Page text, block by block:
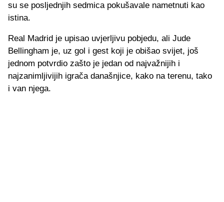
su se posljednjih sedmica pokušavale nametnuti kao
istina.
Real Madrid je upisao uvjerljivu pobjedu, ali Jude
Bellingham je, uz gol i gest koji je obišao svijet, još
jednom potvrdio zašto je jedan od najvažnijih i
najzanimljivijih igrača današnjice, kako na terenu, tako
i van njega.